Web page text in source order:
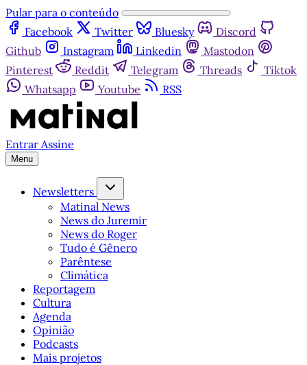
Pular para o conteúdo
Facebook
Twitter Bluesky
Discord
Github
Instagram Linkedin
Mastodon
Pinterest
Reddit Telegram Threads
Tiktok
Whatsapp
Youtube RSS
Entrar Assine
Menu
Newsletters
Matinal News
News do Juremir
News do Roger
Tudo é Gênero
Parêntese
Climática
Reportagem
Cultura
Agenda
Opinião
Podcasts
Mais projetos